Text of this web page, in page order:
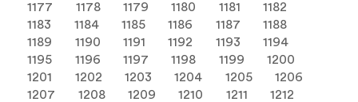
1177
1178 1179 1180 1181
1182
1183
1184 1185 1186 1187
1188
1189
1190 1191 1192 1193
1194
1195
1196 1197 1198 1199
1200
1201
1202 1203 1204 1205
1206
1207
1208 1209 1210 1211
1212